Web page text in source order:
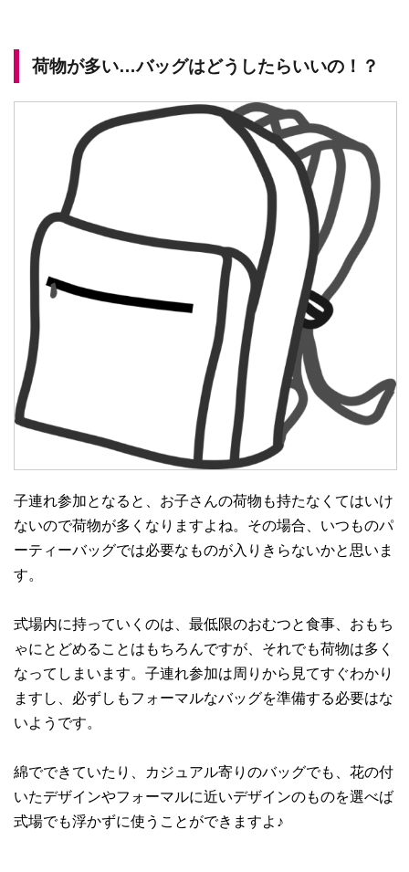
荷物が多い…バッグはどうしたらいいの！？
子連れ参加となると、お子さんの荷物も持たなくてはいけ
ないので荷物が多くなりますよね。その場合、いつものパ
ーティーバッグでは必要なものが入りきらないかと思いま
す。
式場内に持っていくのは、最低限のおむつと食事、おもち
ゃにとどめることはもちろんですが、それでも荷物は多く
なってしまいます。子連れ参加は周りから見てすぐわかり
ますし、必ずしもフォーマルなバッグを準備する必要はな
いようです。
綿でできていたり、カジュアル寄りのバッグでも、花の付
いたデザインやフォーマルに近いデザインのものを選べば
式場でも浮かずに使うことができますよ♪